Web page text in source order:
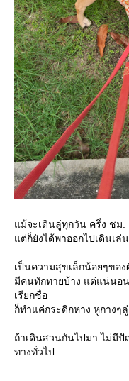
ม้จะเดินลู่ทุกวัน ครึ่ง ชม.
ต่ก็ยังได้พาออกไปเดินเล่
เป็นความสุขเล็กน้อยๆของ
มีคนทักทายบ้าง แต่แน่นอ
เรียกชื่อ
ก็ทำแค่กระดิกหาง หูกางๆ
ถ้าเดินสวนกันไปมา ไม่มี
ทางทั่วไป